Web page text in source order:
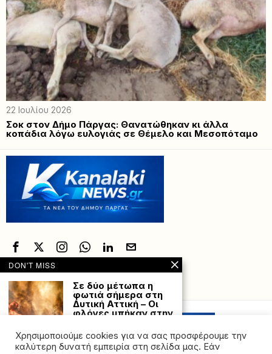
22 Ιουλίου 2026
Σοκ στον Δήμο Πάργας: Θανατώθηκαν κι άλλα
κοπάδια λόγω ευλογιάς σε Θέμελο και Μεσοπόταμο
Powered with by Hostville”)
Χρησιμοποιούμε cookies για να σας προσφέρουμε την
καλύτερη δυνατή εμπειρία στη σελίδα μας. Εάν
DON'T MISS
Σε δύο μέτωπα η
φωτιά σήμερα στη
Δυτική Αττική – Οι
φλόγες μπήκαν στην
εξελίξεις
Σε εξέλιξη και σήμερα